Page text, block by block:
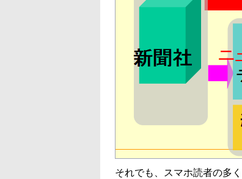
それでも、スマホ読者の多